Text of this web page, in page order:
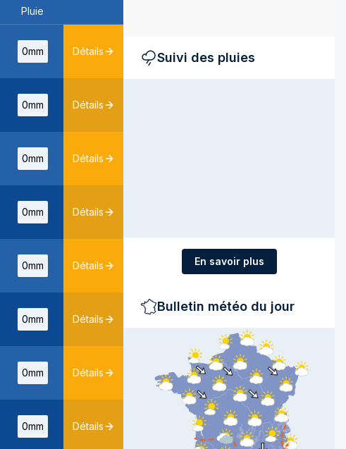
Pluie
0mm Détails
0mm Détails
0mm Détails
0mm Détails
0mm Détails
0mm Détails
0mm Détails
0mm Détails
Suivi des pluies
En savoir plus
Bulletin météo du jour